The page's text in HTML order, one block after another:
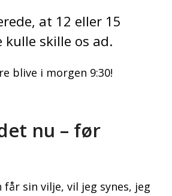
at 12 eller 15
kulle skille os ad.
blive i morgen 9:30!
nu – før
sin vilje, vil jeg synes, jeg